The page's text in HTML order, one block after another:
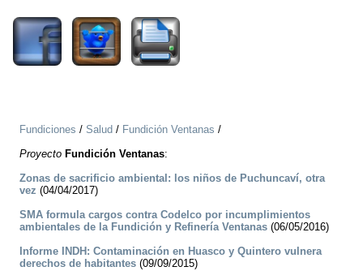
Fundiciones / Salud / Fundición Ventanas /
Proyecto Fundición Ventanas:
Zonas de sacrificio ambiental: los niños de Puchuncaví, otra
vez (04/04/2017)
SMA formula cargos contra Codelco por incumplimientos
ambientales de la Fundición y Refinería Ventanas (06/05/2016)
Informe INDH: Contaminación en Huasco y Quintero vulnera
derechos de habitantes (09/09/2015)